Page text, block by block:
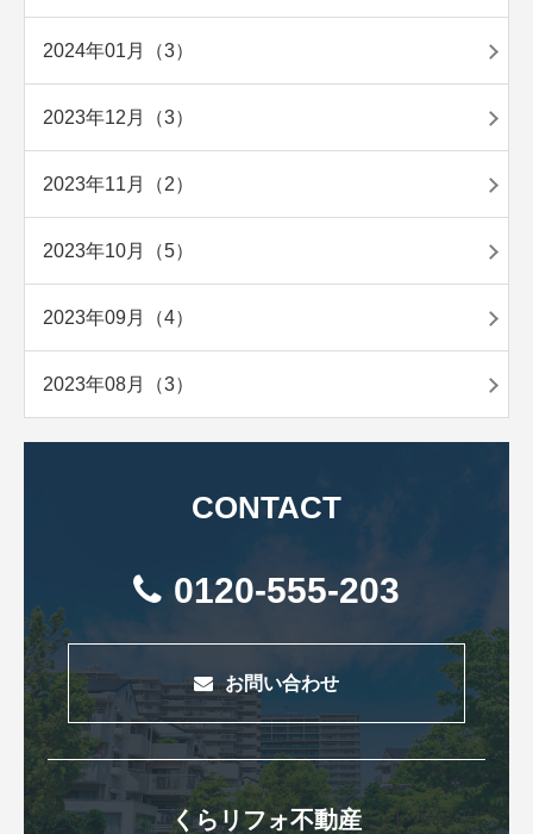
2024年01月（3）
2023年12月（3）
2023年11月（2）
2023年10月（5）
2023年09月（4）
2023年08月（3）
CONTACT
0120-555-203
お問い合わせ
くらリフォ不動産